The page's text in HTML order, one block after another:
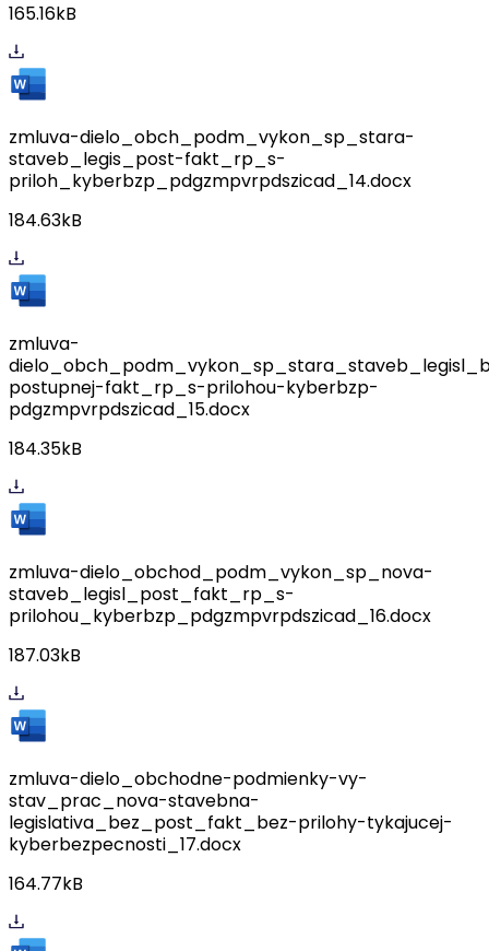
165.16kB
zmluva-dielo_obch_podm_vykon_sp_stara-
staveb_legis_post-fakt_rp_s-
priloh_kyberbzp_pdgzmpvrpdszicad_14.docx
184.63kB
zmluva-
postupnej-fakt_rp_s-prilohou-kyberbzp-
pdgzmpvrpdszicad_15.docx
184.35kB
zmluva-dielo_obchod_podm_vykon_sp_nova-
staveb_legisl_post_fakt_rp_s-
prilohou_kyberbzp_pdgzmpvrpdszicad_16.docx
187.03kB
zmluva-dielo_obchodne-podmienky-vy-
stav_prac_nova-stavebna-
legislativa_bez_post_fakt_bez-prilohy-tykajucej-
kyberbezpecnosti_17.docx
164.77kB